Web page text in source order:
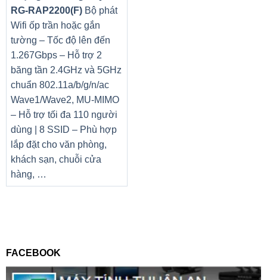
RG-RAP2200(F)Bộ phát
Wifi ốp trần hoặc gắn
tường – Tốc độ lên đến
1.267Gbps – Hỗ trợ 2
băng tần 2.4GHz và 5GHz
chuẩn 802.11a/b/g/n/ac
Wave1/Wave2, MU-MIMO
– Hỗ trợ tối đa 110 người
dùng | 8 SSID – Phù hợp
lắp đặt cho văn phòng,
khách sạn, chuỗi cửa
hàng, …
FACEBOOK